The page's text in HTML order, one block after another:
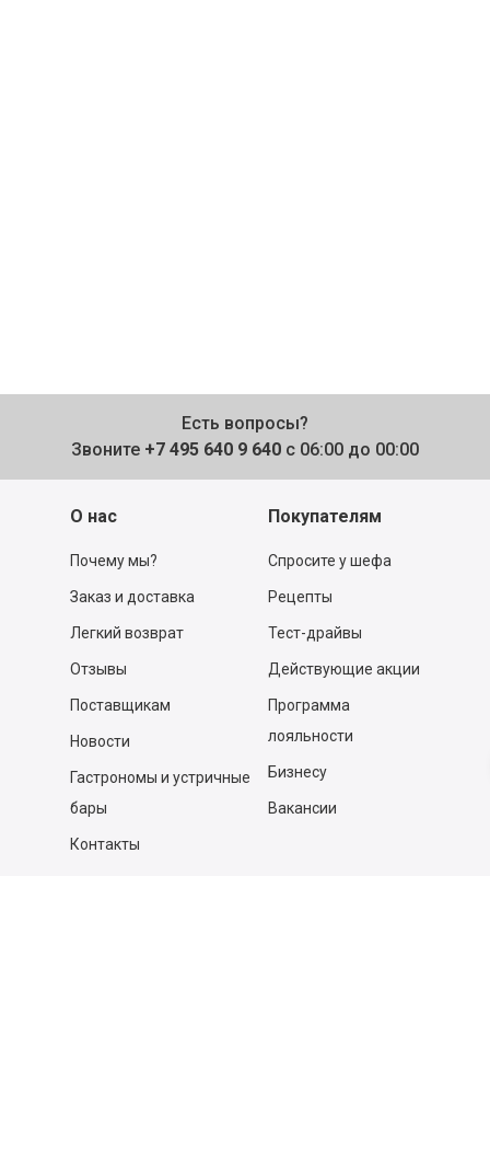
Есть вопросы?
Звоните +7 495 640 9 640 с 06:00 до 00:00
О нас
Почему мы?
Заказ и доставка
Легкий возврат
Отзывы
Поставщикам
Новости
Гастрономы и устричные
бары
Контакты
Покупателям
Спросите у шефа
Рецепты
Тест-драйвы
Действующие акции
Программа
лояльности
Бизнесу
Вакансии